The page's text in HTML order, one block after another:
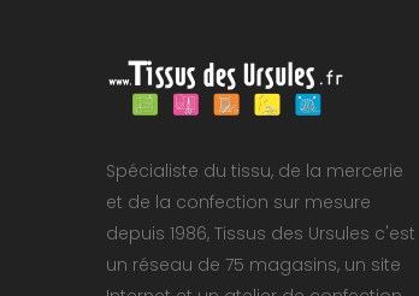
Spécialiste du tissu, de la mercerie
et de la confection sur mesure
depuis 1986, Tissus des Ursules c'est
un réseau de 75 magasins, un site